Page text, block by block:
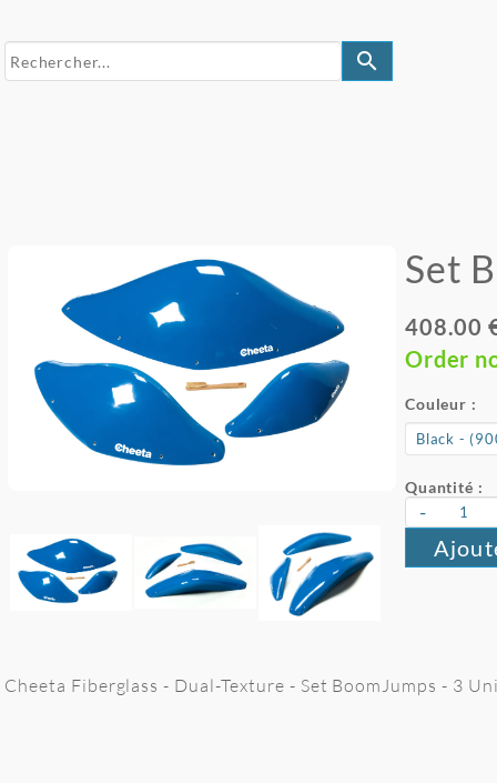
search
Set
408.00
Order
Couleur :
Quantité :
-
Cheeta Fiberglass - Dual-Texture - Set BoomJumps - 3